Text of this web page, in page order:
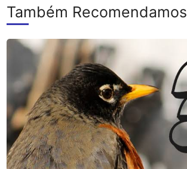
Também Recomendamos